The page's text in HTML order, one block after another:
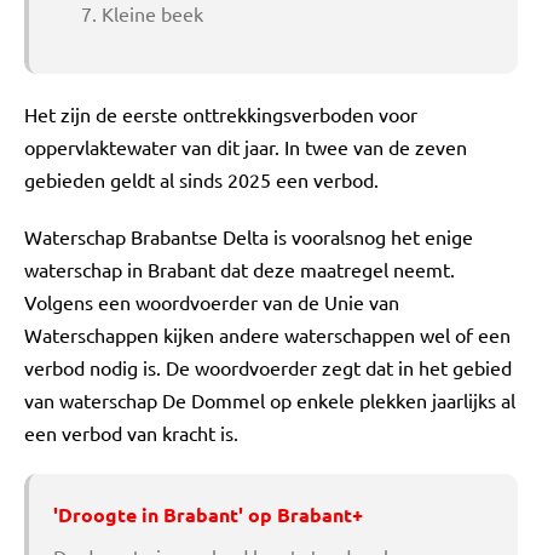
Kleine beek
Het zijn de eerste onttrekkingsverboden voor
oppervlaktewater van dit jaar. In twee van de zeven
gebieden geldt al sinds 2025 een verbod.
Waterschap Brabantse Delta is vooralsnog het enige
waterschap in Brabant dat deze maatregel neemt.
Volgens een woordvoerder van de Unie van
Waterschappen kijken andere waterschappen wel of een
verbod nodig is. De woordvoerder zegt dat in het gebied
van waterschap De Dommel op enkele plekken jaarlijks al
een verbod van kracht is.
'Droogte in Brabant' op Brabant+